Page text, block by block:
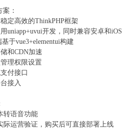
：
定高效的ThinkPHP框架
uniapp+uvui开发，同时兼容安卓和iOS
于vue3+elementui构建
和CDN加速
理权限设置
付接口
接入
转语音功能
际运营验证，购买后可直接部署上线